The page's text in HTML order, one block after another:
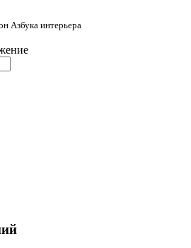
Азбука интерьера